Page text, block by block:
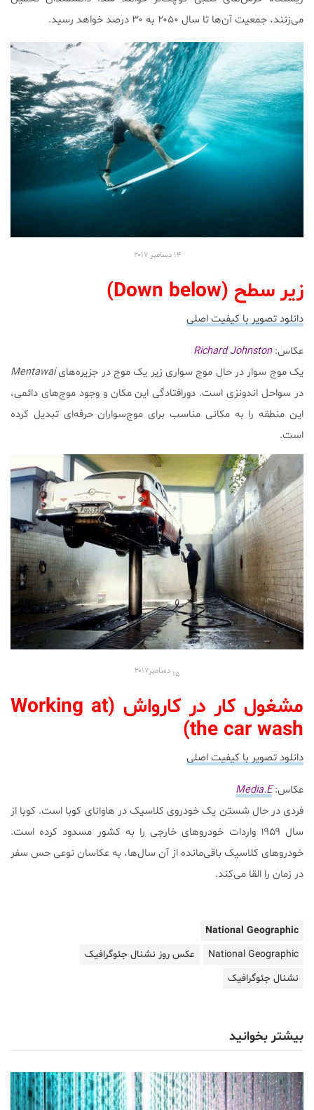
می‌زنند، جمعیت آن‌ها تا سال ۲۰۵۰ به ۳۰ درصد خواهد رسید.
۱۴ دسامبر ۲۰۱۷
زیر سطح (Down below)
دانلود تصویر با کیفیت اصلی
عکاس:Richard Johnston
یک موج سوار در حال موج سواری زیر یک موج در جزیره‌هایMentawai
در سواحل اندونزی است. دورافتادگی این مکان و وجود موج‌های دائمی،
این منطقه را به مکانی مناسب برای موج‌سواران حرفه‌ای تبدیل کرده
است.
۱۵ دسامبر۲۰۱۷
مشغول کار در کارواش (Working at
the car wash)
دانلود تصویر با کیفیت اصلی
عکاس:Media.E
فردی در حال شستن یک خودروی کلاسیک در هاوانای کوبا است. کوبا از
سال ۱۹۵۹ واردات خودروهای خارجی را به کشور مسدود کرده است.
خودروهای کلاسیک باقی‌مانده از آن سال‌ها، به عکاسان نوعی حس سفر
در زمان را القا می‌کند.
National Geographic
National Geographic
عکس روز نشنال جئوگرافیک
نشنال جئوگرافیک
بیشتر بخوانید